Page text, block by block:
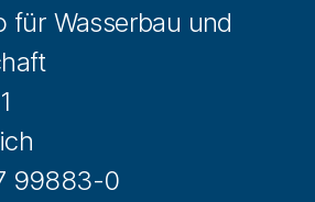
für Wasserbau und
99883-0